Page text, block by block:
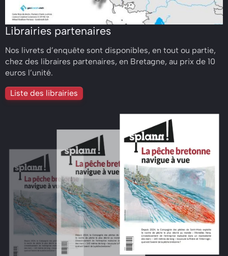
Librairies partenaires
Nos livrets d’enquête sont disponibles, en tout ou partie,
chez des libraires partenaires, en Bretagne, au prix de 10
euros l’unité.
Liste des librairies